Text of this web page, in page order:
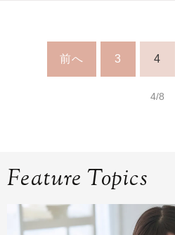
前へ 3 4
4/8
Feature Topics